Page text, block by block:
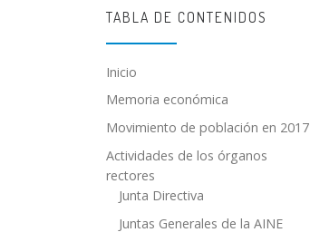
TABLA DE CONTENIDOS
Inicio
Memoria económica
Movimiento de población en 2017
Actividades de los órganos
rectores
Junta Directiva
Juntas Generales de la AINE